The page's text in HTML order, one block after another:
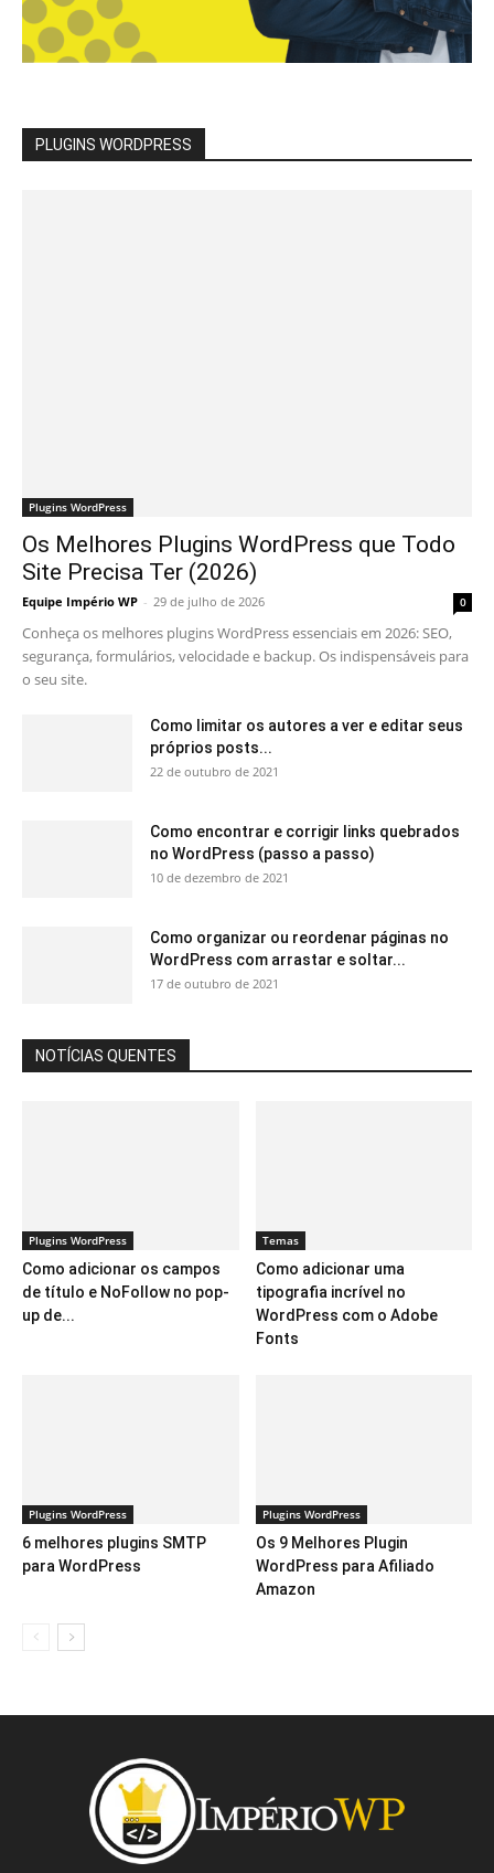
PLUGINS WORDPRESS
Plugins WordPress
Os Melhores Plugins WordPress que Todo
Site Precisa Ter (2026)
Equipe Império WP - 29 de julho de 2026 0
Conheça os melhores plugins WordPress essenciais em 2026: SEO,
segurança, formulários, velocidade e backup. Os indispensáveis para
o seu site.
Como limitar os autores a ver e editar seus
próprios posts...
22 de outubro de 2021
Como encontrar e corrigir links quebrados
no WordPress (passo a passo)
10 de dezembro de 2021
Como organizar ou reordenar páginas no
WordPress com arrastar e soltar...
17 de outubro de 2021
NOTÍCIAS QUENTES
Plugins WordPress
Como adicionar os campos
de título e NoFollow no pop-
up de...
Temas
Como adicionar uma
tipografia incrível no
WordPress com o Adobe
Fonts
Plugins WordPress
6 melhores plugins SMTP
para WordPress
Plugins WordPress
Os 9 Melhores Plugin
WordPress para Afiliado
Amazon